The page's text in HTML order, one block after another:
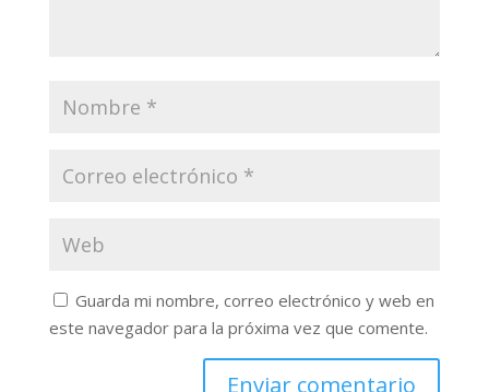
Guarda mi nombre, correo electrónico y web en
este navegador para la próxima vez que comente.